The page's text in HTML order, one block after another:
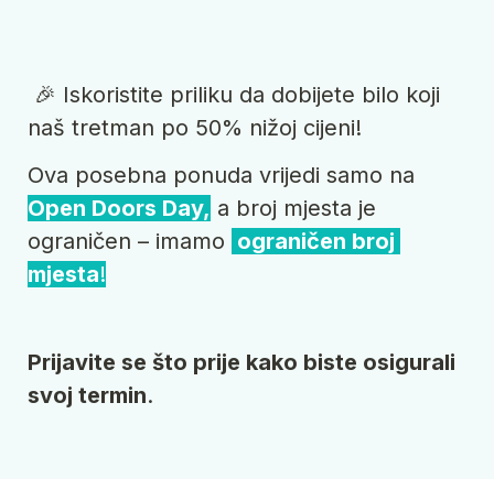
naš tretman po 50% nižoj cijeni!
Open Doors Day, a broj mjesta je
ograničen – imamo ograničen broj
mjesta!
Prijavite se što prije kako biste osigurali
svoj termin.